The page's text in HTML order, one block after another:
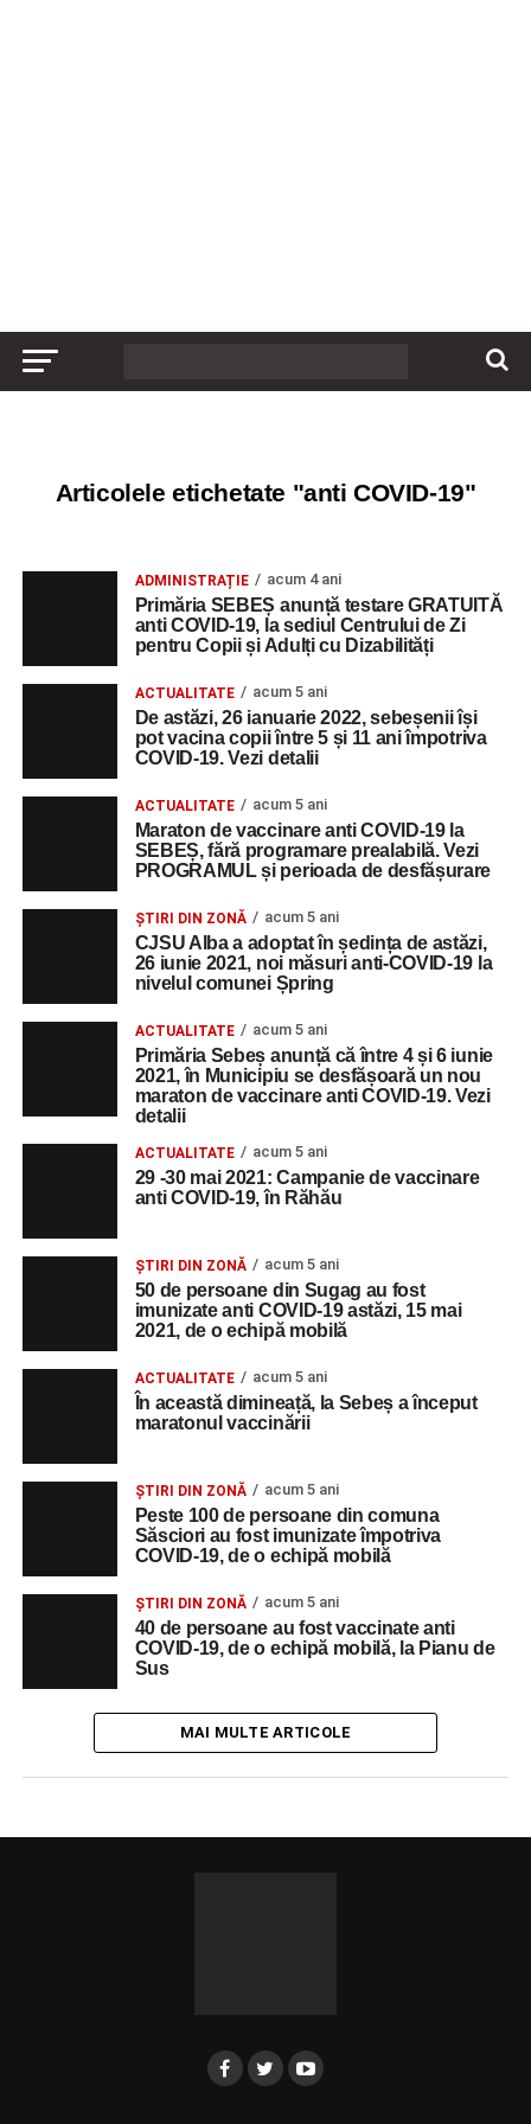
Articolele etichetate "anti COVID-19"
ADMINISTRAȚIE acum 4 ani
Primăria SEBEȘ anunță testare GRATUITĂ
anti COVID-19, la sediul Centrului de Zi
pentru Copii și Adulți cu Dizabilități
ACTUALITATE acum 5 ani
De astăzi, 26 ianuarie 2022, sebeșenii își
pot vacina copii între 5 și 11 ani împotriva
COVID-19. Vezi detalii
ACTUALITATE acum 5 ani
Maraton de vaccinare anti COVID-19 la
SEBEȘ, fără programare prealabilă. Vezi
PROGRAMUL și perioada de desfășurare
ȘTIRI DIN ZONĂ acum 5 ani
CJSU Alba a adoptat în ședința de astăzi,
26 iunie 2021, noi măsuri anti-COVID-19 la
nivelul comunei Șpring
ACTUALITATE acum 5 ani
Primăria Sebeș anunță că între 4 și 6 iunie
2021, în Municipiu se desfășoară un nou
maraton de vaccinare anti COVID-19. Vezi
detalii
ACTUALITATE acum 5 ani
29 -30 mai 2021: Campanie de vaccinare
anti COVID-19, în Răhău
ȘTIRI DIN ZONĂ acum 5 ani
50 de persoane din Sugag au fost
imunizate anti COVID-19 astăzi, 15 mai
2021, de o echipă mobilă
ACTUALITATE acum 5 ani
În această dimineață, la Sebeș a început
maratonul vaccinării
ȘTIRI DIN ZONĂ acum 5 ani
Peste 100 de persoane din comuna
Săsciori au fost imunizate împotriva
COVID-19, de o echipă mobilă
ȘTIRI DIN ZONĂ acum 5 ani
40 de persoane au fost vaccinate anti
COVID-19, de o echipă mobilă, la Pianu de
Sus
MAI MULTE ARTICOLE